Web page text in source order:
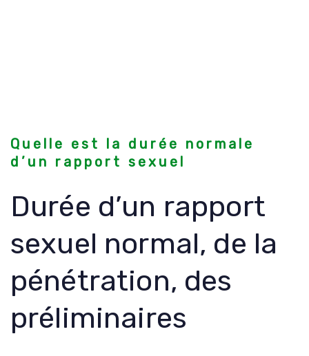
Quelle est la durée normale
d’un rapport sexuel
Durée d’un rapport
sexuel normal, de la
pénétration, des
préliminaires